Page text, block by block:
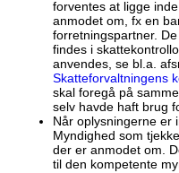
forventes at ligge
anmodet om, fx en
forretningspartner.
findes i
anvendes, se bl.a.
Skatteforvaltningens
skal foregå på
selv havde haft brug
Når oplysningerne er
Myndighed som
der er anmodet om.
til den kompetente